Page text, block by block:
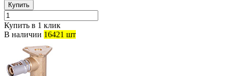
Купить
Купить в 1 клик
В наличии 16421 шт